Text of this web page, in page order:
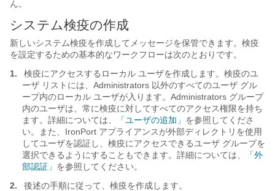
ん。
システム検疫の作成
新しいシステム検疫を作成してメッセージを保管できます。検疫
を設定するための基本的なワークフローは次のとおりです。
1.
検疫にアクセスするローカル ユーザを作成します。検疫のユ
ーザ リストには、Administrators 以外のすべてのユーザ グル
ープ内のローカル ユーザが入ります。Administrators グループ
内のユーザは、常に検疫に対してすべてのアクセス権限を持ち
ます。詳細については、
「ユーザの追加」 を参照してくださ
い。また、IronPort アプライアンスが外部ディレクトリを使用
してユーザを認証し、検疫にアクセスできるユーザ グループを
選択できるようにすることもできます。詳細については、
「外
部認証」 を参照してください。
2.
後述の手順に従って、検疫を作成します。